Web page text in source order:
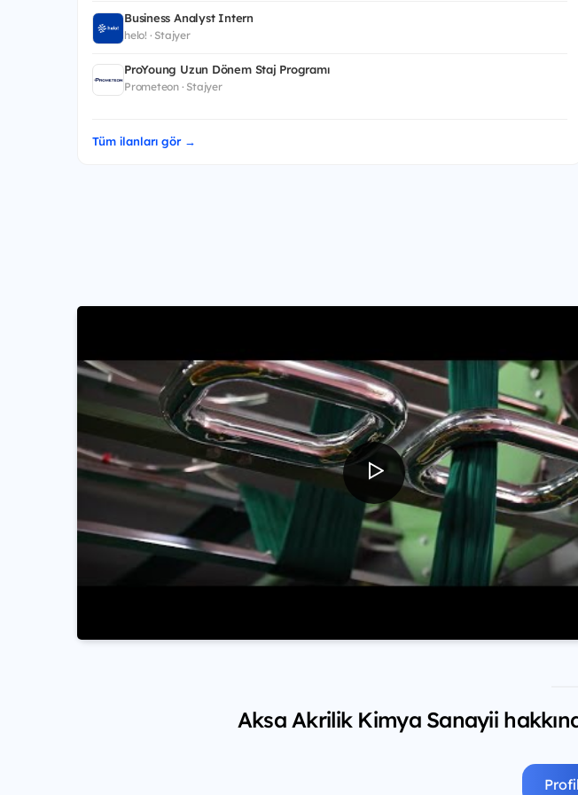
Business Analyst Intern
helo! · Stajyer
ProYoung Uzun Dönem Staj Programı
Prometeon · Stajyer
Tüm ilanları gör →
Aksa Akrilik Kimya Sanayii